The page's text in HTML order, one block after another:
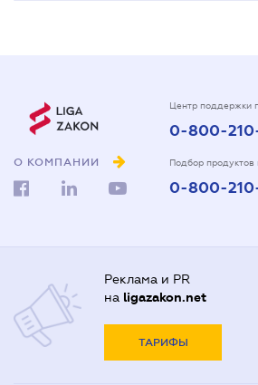
О КОМПАНИИ
Центр поддержки
0-800-
Подбор продуктов
0-800-
Реклама и PR
на ligazakon.net
ТАРИФЫ